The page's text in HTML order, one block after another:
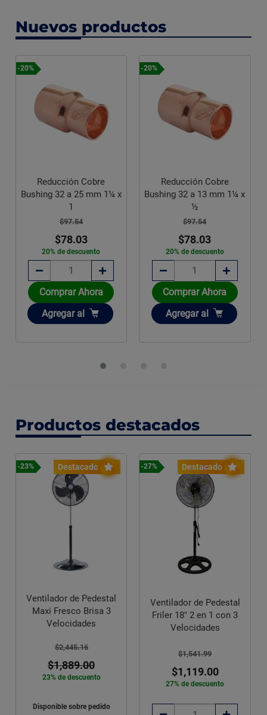
Nuevos productos
-20%
Reducción Cobre
Bushing 32 a 25 mm 1¼ x
1
$97.54
$78.03
20% de descuento
Comprar Ahora
Añadir
Agregar al
-20%
Reducción Cobre
Bushing 32 a 13 mm 1¼ x
½
$97.54
$78.03
20% de descuento
Comprar Ahora
Añadir
Agregar al
Productos destacados
Destacado
-23%
Ventilador de Pedestal
Maxi Fresco Brisa 3
Velocidades
$2,445.16
$1,889.00
23% de descuento
Disponible sobre pedido
Destacado
-27%
Ventilador de Pedestal
Friler 18" 2 en 1 con 3
Velocidades
$1,541.99
$1,119.00
27% de descuento